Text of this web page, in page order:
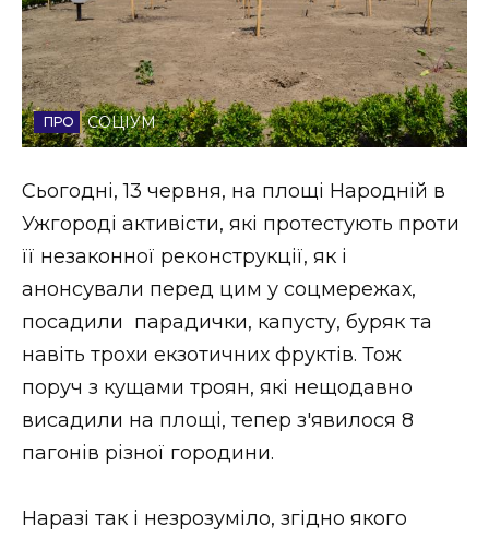
Стиль життя
Втрачений Ужгород
Втрачений Ужгород (відеоверсія)
ЗАКАРПАТСЬКІ НОВИНИ
НОВИНИ ЗАХІДНОЇ УКРАЇНИ
ФОТО
ВІДЕО
СОЦІУМ
Сьогодні, 13 червня, на площі Народній в
Ужгороді активісти, які протестують проти
її незаконної реконструкції, як і
анонсували перед цим у соцмережах,
посадили парадички, капусту, буряк та
навіть трохи екзотичних фруктів. Тож
поруч з кущами троян, які нещодавно
висадили на площі, тепер з'явилося 8
пагонів різної городини.
Наразі так і незрозуміло, згідно якого